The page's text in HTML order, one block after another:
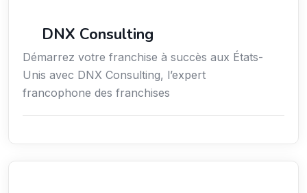
DNX Consulting
Démarrez votre franchise à succès aux États-
Unis avec DNX Consulting, l’expert
francophone des franchises